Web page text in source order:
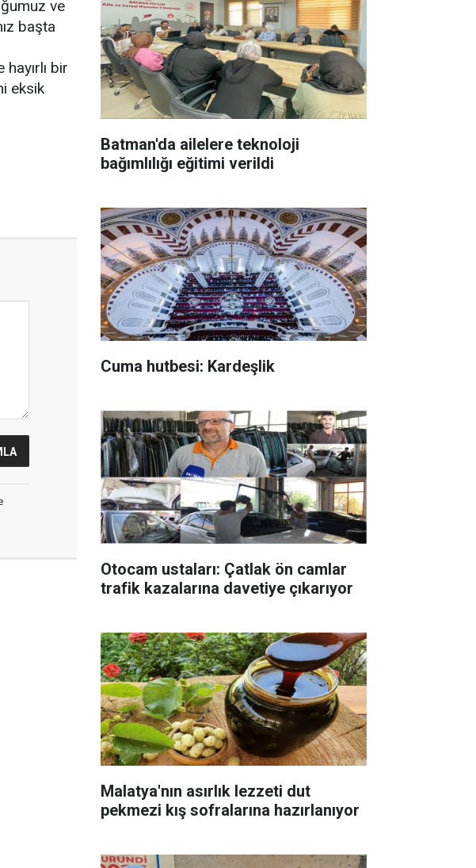
ve
başta
bir
eksik
Batman'da ailelere teknoloji
bağımlılığı eğitimi verildi
Cuma hutbesi: Kardeşlik
Otocam ustaları: Çatlak ön camlar
trafik kazalarına davetiye çıkarıyor
Malatya'nın asırlık lezzeti dut
pekmezi kış sofralarına hazırlanıyor